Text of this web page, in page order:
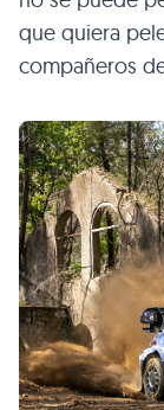
que quiera
compañeros